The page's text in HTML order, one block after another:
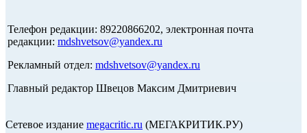
Телефон редакции: 89220866202, электронная почта
редакции: mdshvetsov@yandex.ru
Рекламный отдел: mdshvetsov@yandex.ru
Главный редактор Швецов Максим Дмитриевич
Сетевое издание megacritic.ru (МЕГАКРИТИК.РУ)